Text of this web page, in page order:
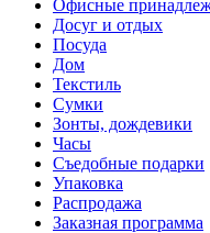
Офисные
Досуг и отдых
Посуда
Дом
Текстиль
Сумки
Зонты, дождевики
Часы
Съедобные подарки
Упаковка
Распродажа
Заказная программа